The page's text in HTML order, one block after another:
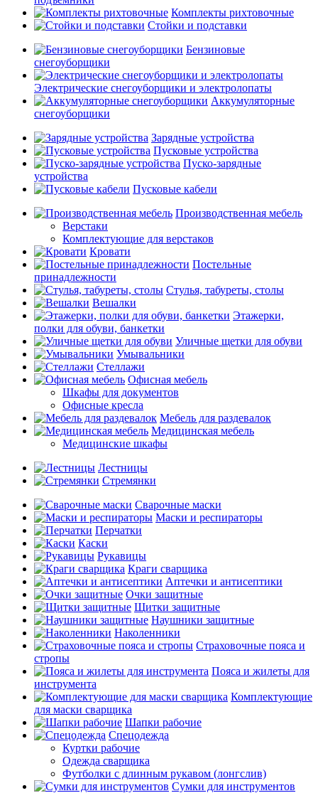
Комплекты рихтовочные
Стойки и подставки
Бензиновые
снегоуборщики
Электрические снегоуборщики и электролопаты
Аккумуляторные
снегоуборщики
Зарядные устройства
Пусковые устройства
Пуско-зарядные
устройства
Пусковые кабели
Производственная мебель
Верстаки
Комплектующие для верстаков
Кровати
Постельные
принадлежности
Стулья, табуреты, столы
Вешалки
Этажерки,
полки для обуви, банкетки
Уличные щетки для обуви
Умывальники
Стеллажи
Офисная мебель
Шкафы для документов
Офисные кресла
Мебель для раздевалок
Медицинская мебель
Медицинские шкафы
Лестницы
Стремянки
Сварочные маски
Маски и респираторы
Перчатки
Каски
Рукавицы
Краги сварщика
Аптечки и антисептики
Очки защитные
Щитки защитные
Наушники защитные
Наколенники
Страховочные пояса и
стропы
Пояса и жилеты для
инструмента
Комплектующие
для маски сварщика
Шапки рабочие
Спецодежда
Куртки рабочие
Одежда сварщика
Футболки с длинным рукавом (лонгслив)
Сумки для инструментов